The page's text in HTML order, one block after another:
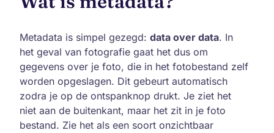
Metadata is simpel gezegd: data over data. In
het geval van fotografie gaat het dus om
gegevens over je foto, die in het fotobestand zelf
worden opgeslagen. Dit gebeurt automatisch
zodra je op de ontspanknop drukt. Je ziet het
niet aan de buitenkant, maar het zit in je foto
bestand. Zie het als een soort onzichtbaar